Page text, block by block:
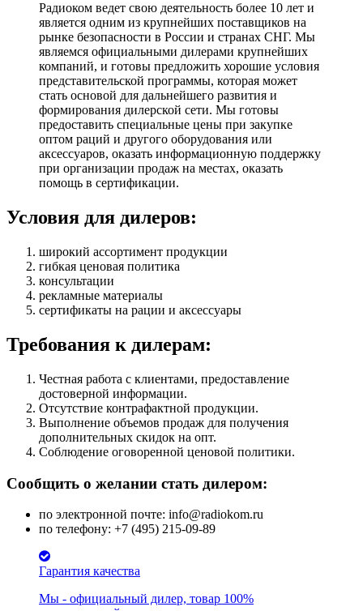
Радиоком ведет свою деятельность более 10 лет и
является одним из крупнейших поставщиков на
рынке безопасности в России и странах СНГ. Мы
являемся официальными дилерами крупнейших
компаний, и готовы предложить хорошие условия
представительской программы, которая может
стать основой для дальнейшего развития и
формирования дилерской сети. Мы готовы
предоставить специальные цены при закупке
оптом раций и другого оборудования или
аксессуаров, оказать информационную поддержку
при организации продаж на местах, оказать
помощь в сертификации.
Условия для дилеров:
широкий ассортимент продукции
гибкая ценовая политика
консультации
рекламные материалы
сертификаты на рации и аксессуары
Требования к дилерам:
Честная работа с клиентами, предоставление
достоверной информации.
Отсутствие контрафактной продукции.
Выполнение объемов продаж для получения
дополнительных скидок на опт.
Соблюдение оговоренной ценовой политики.
Сообщить о желании стать дилером:
по электронной почте: info@radiokom.ru
по телефону: +7 (495) 215-09-89
Гарантия качества
Мы - официальный дилер, товар 100%